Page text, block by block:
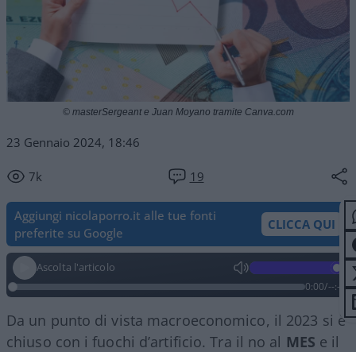
23 Gennaio 2024, 18:46
7k 19
© masterSergeant e Juan Moyano tramite Canva.com
Aggiungi nicolaporro.it alle tue fonti
preferite su Google
CLICCA QUI
Ascolta l'articolo
0:00/--:--
Da un punto di vista macroeconomico, il 2023 si è
chiuso con i fuochi d’artificio. Tra il no al MES e il